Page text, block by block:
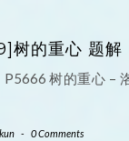
树的重心 题解
树的重心 –
- 0 Comments